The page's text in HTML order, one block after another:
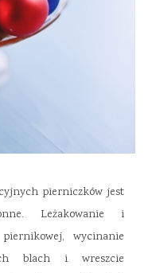
pierniczków jest
Leżakowanie i
wycinanie
blach i wreszcie